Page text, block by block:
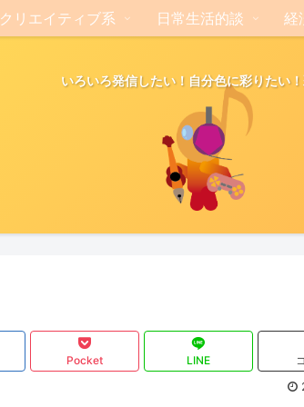
いろいろ発信したい！自分色に彩りたい
クリエイティブ系 日常生活的談 経
Pocket LINE